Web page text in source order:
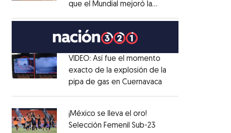
Opens in new windowque el Mundial mejoró la
Opens in new window
VIDEO: Así fue el momento
exacto de la explosión de la
pipa de gas en Cuernavaca
¡México se lleva el oro!
Selección Femenil Sub-23